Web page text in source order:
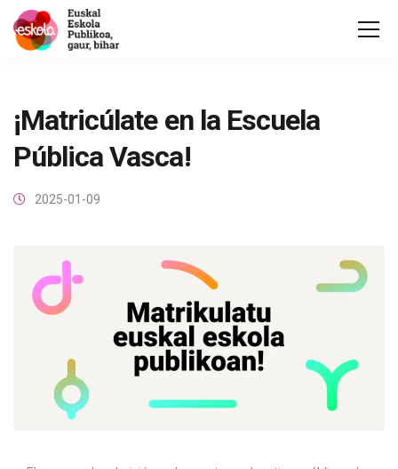
¡Matricúlate en la Escuela
Pública Vasca!
2025-01-09